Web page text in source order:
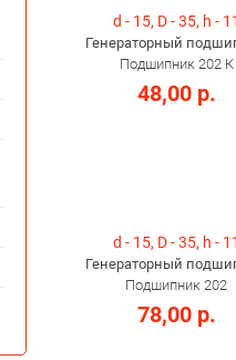
d - 15, D - 35, h - 11
Генераторный
Подшипник 202 К
48,00 р.
d - 15, D - 35, h - 11
Генераторный
Подшипник 202
78,00 р.